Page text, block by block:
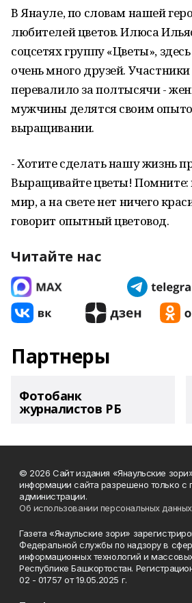
В Янауле, по словам нашей
любителей цветов. Илюса
соцсетях группу «Цветы»,
очень много друзей.
перевалило за полтысячи -
мужчины делятся своим
выращивании.
- Хотите сделать нашу жизнь
Выращивайте цветы! Помните:
мир, а на свете нет ничего
говорит опытный цветовод.
Читайте нас
Партнеры
Фотобанк
журналистов РБ
© 2026 Сайт издания «Янаульские
информации сайта разрешено только с
администрации.
Об использовании персональных данных
Газета «Янаульские зори»
Федеральной службы по надзору в
информационных технологий и
Республике Башкортостан.
02 - 01757 от 19.05.2025 г.